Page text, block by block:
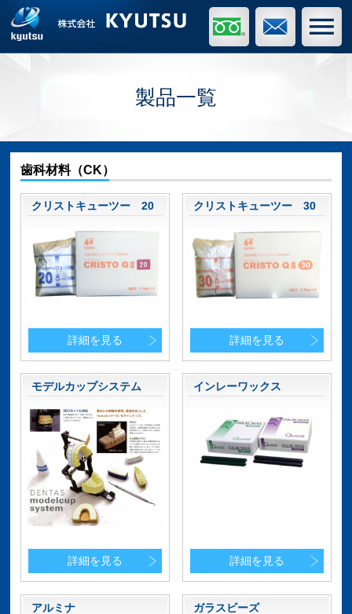
製品一覧
歯科材料（CK）
クリストキューツー 20
詳細を見る
クリストキューツー 30
詳細を見る
モデルカップシステム
詳細を見る
インレーワックス
詳細を見る
アルミナ ガラスビーズ